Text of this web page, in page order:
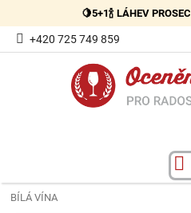
obsah
🍋5+1🍾 LÁHEV
+420 725 749 859
BÍLÁ VÍNA